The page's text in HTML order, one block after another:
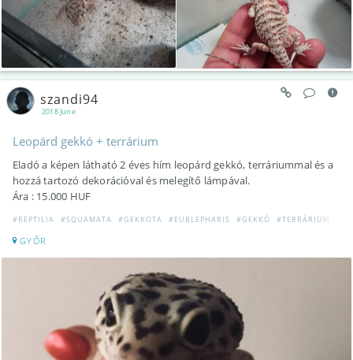
2018 June
szandi94
Leopárd gekkó + terrárium
Eladó a képen látható 2 éves hím leopárd gekkó, terráriummal és a
hozzá tartozó dekorációval és melegítő lámpával.
Ára : 15.000 HUF
#REPTILIA #SQUAMATA #GEKKOTA #EUBLEPHARIS #GEKKÓ #TERRÁRIUM
GYŐR